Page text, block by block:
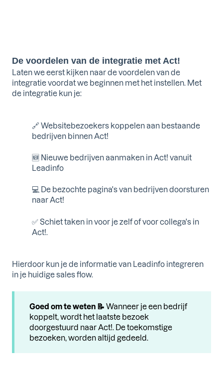
De voordelen van de integratie met Act!
Laten we eerst kijken naar de voordelen van de
integratie voordat we beginnen met het instellen. Met
de integratie kun je:
🔗 Websitebezoekers koppelen aan bestaande
bedrijven binnen Act!
🆕 Nieuwe bedrijven aanmaken in Act! vanuit
Leadinfo
💻 De bezochte pagina's van bedrijven doorsturen
naar Act!
✅ Schiet taken in voor je zelf of voor collega's in
Act!.
Hierdoor kun je de informatie van Leadinfo integreren
in je huidige sales flow.
Goed om te weten 📝 Wanneer je een bedrijf
koppelt, wordt het laatste bezoek
doorgestuurd naar Act!. De toekomstige
bezoeken, worden altijd gedeeld.